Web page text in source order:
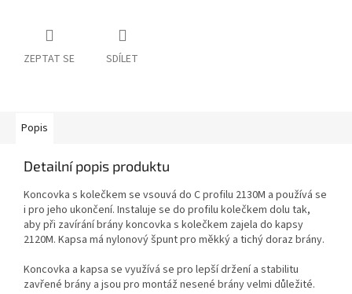
ZEPTAT SE SDÍLET
Popis
Detailní popis produktu
Koncovka s kolečkem se vsouvá do C profilu 2130M a používá se
i pro jeho ukončení. Instaluje se do profilu kolečkem dolu tak,
aby při zavírání brány koncovka s kolečkem zajela do kapsy
2120M. Kapsa má nylonový špunt pro měkký a tichý doraz brány.
Koncovka a kapsa se využívá se pro lepší držení a stabilitu
zavřené brány a jsou pro montáž nesené brány velmi důležité.